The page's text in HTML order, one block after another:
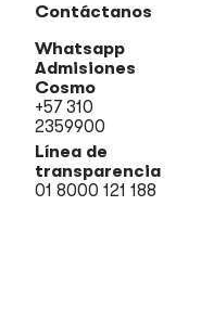
Contáctanos
Whatsapp
Admisiones
Cosmo
+57 310
2359900
Línea de
transparencia
01 8000 121 188